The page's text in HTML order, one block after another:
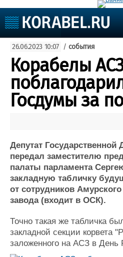
Судоходство
Судоремонт
События
Пресс-релизы
Порты
Рыболовство
ВМФ
Образование
Судостроение
Пульс
Новости
Компании
Репутация
Крюинг
Журнал
Реклама
Доска
Изделия
Услуги
26.06.2023 10:07 / события
Корабелы
Госдумы за
Депутат
передал заместителю
палаты парламента
закладную табличку
от сотрудников
завода (входит в ОСК).
Точно такая же табличка
закладной секции корвета
заложенного на АСЗ в День